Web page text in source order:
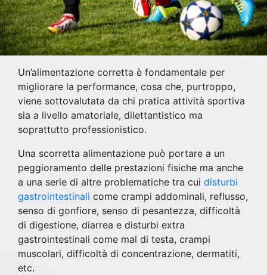
Un’alimentazione corretta è fondamentale per
migliorare la performance, cosa che, purtroppo,
viene sottovalutata da chi pratica attività sportiva
sia a livello amatoriale, dilettantistico ma
soprattutto professionistico.
Una scorretta alimentazione può portare a un
peggioramento delle prestazioni fisiche ma anche
a una serie di altre problematiche tra cui disturbi
gastrointestinali come crampi addominali, reflusso,
senso di gonfiore, senso di pesantezza, difficoltà
di digestione, diarrea e disturbi extra
gastrointestinali come mal di testa, crampi
muscolari, difficoltà di concentrazione, dermatiti,
etc.